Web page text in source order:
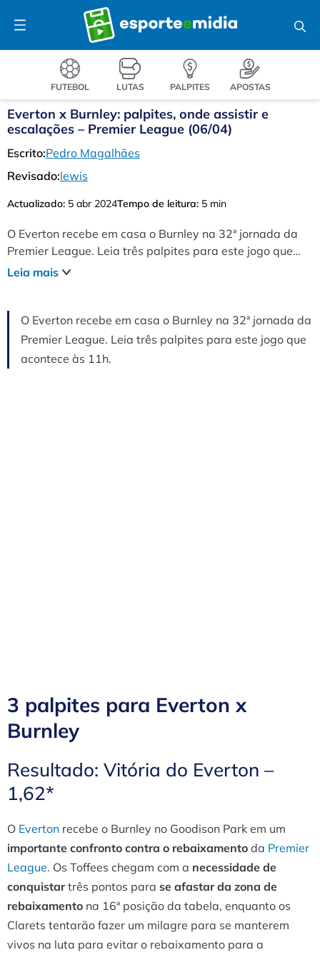
para
o
Menu
FUTEBOL LUTAS PALPITES APOSTAS
Everton x Burnley: palpites, onde assistir e
escalações – Premier League (06/04)
Escrito:Pedro Magalhães
Revisado:lewis
Actualizado: 5 abr 2024Tempo de leitura: 5 min
O Everton recebe em casa o Burnley na 32ª jornada da
Premier League. Leia três palpites para este jogo que
acontece às 11h.
Leia mais
O Everton recebe em casa o Burnley na 32ª jornada da
Premier League. Leia três palpites para este jogo que
acontece às 11h.
3 palpites para Everton x
Burnley
Resultado: Vitória do Everton –
1,62*
O Everton recebe o Burnley no Goodison Park em um
importante confronto contra o rebaixamento da Premier
League. Os Toffees chegam com a necessidade de
conquistartrês pontos para se afastar da zona de
rebaixamento na 16ª posição da tabela, enquanto os
Clarets tentarão fazer um milagre para se manterem
vivos na luta para evitar o rebaixamento para a